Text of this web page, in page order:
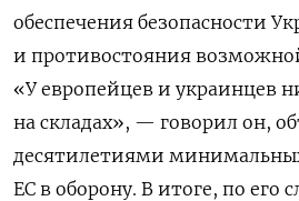
обеспечения безопасности
и противостояния
«У европейцев и украинцев
на складах», — говорил он,
десятилетиями
ЕС в оборону. В итоге, по его